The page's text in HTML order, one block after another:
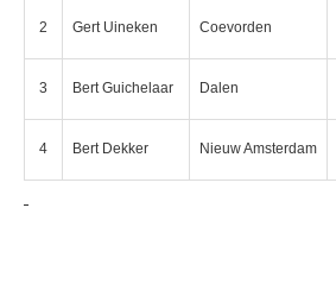
2 Gert Uineken Coevorden
3 Bert Guichelaar Dalen
4 Bert Dekker Nieuw Amsterdam